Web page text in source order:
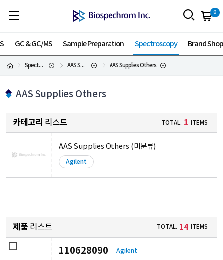
0
GC & GC/MS Sample Preparation Spectroscopy Brand Shop
Spectroscopy AAS Supplies AAS Supplies Others
AAS Supplies Others
카테고리 리스트 TOTAL. 1 ITEMS
AAS Supplies Others (미분류)
Agilent
제품 리스트 TOTAL. 14 ITEMS
110628090 Agilent